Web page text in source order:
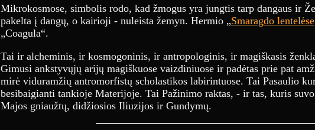
Mikrokosmose, simbolis rodo, kad žmogus yra jungtis tarp dangaus ir
pakelta į dangų, o kairioji - nuleista žemyn. Hermio „Smaragdo lentelėse
„Coagula“.
Tai ir alcheminis, ir kosmogoninis, ir antropologinis, ir magiškasis
Gimusi ankstyvųjų arijų magiškuose vaizdiniuose ir padėtas prie pat
mirė viduramžių antromorfistų scholastikos labirintuose. Tai Pasaulio
besibaigianti tankioje Materijoje. Tai Pažinimo raktas, - ir tas, kuris
Majos gniaužtų, didžiosios Iliuzijos ir Gundymų.